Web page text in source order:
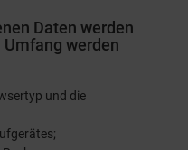
Daten werden
werden
und die